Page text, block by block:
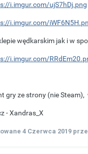
i.imgur.com/ujS7hDj.png
i.imgur.com/
wędkarskim jak i w
i.imgur.com/
gry ze strony (nie
- Xandras_X
4 Czerwca 2019